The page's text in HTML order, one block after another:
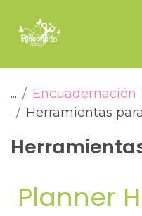
...
Encuadernación
Herramientas
Planner